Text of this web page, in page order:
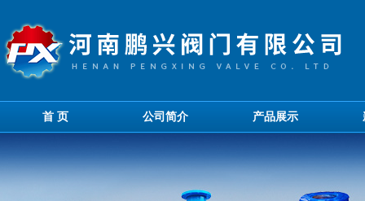
首 页 公司简介 产品展示